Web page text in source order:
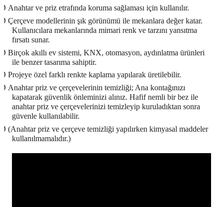
Ø Anahtar ve priz etrafında koruma sağlaması için kullanılır.
Ø Çerçeve modellerinin şık görünümü ile mekanlara değer katar.
Kullanıcılara mekanlarında mimari renk ve tarzını yansıtma
fırsatı sunar.
Ø Birçok akıllı ev sistemi, KNX, otomasyon, aydınlatma ürünleri
ile benzer tasarıma sahiptir.
Ø Projeye özel farklı renkte kaplama yapılarak üretilebilir.
Ø Anahtar priz ve çerçevelerinin temizliği; Ana kontağınızı
kapatarak güvenlik önleminizi alınız. Hafif nemli bir bez ile
anahtar priz ve çerçevelerinizi temizleyip kuruladıktan sonra
güvenle kullanılabilir.
Ø (Anahtar priz ve çerçeve temizliği yapılırken kimyasal maddeler
kullanılmamalıdır.)